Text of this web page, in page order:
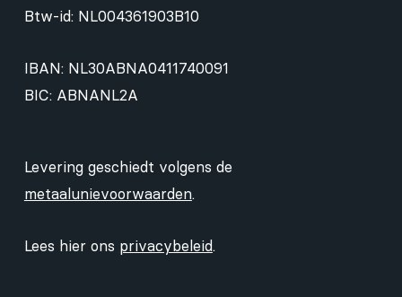
Btw-id: NL004361903B10
IBAN: NL30ABNA0411740091
BIC: ABNANL2A
Levering geschiedt volgens de
metaalunievoorwaarden.
Lees hier ons privacybeleid.